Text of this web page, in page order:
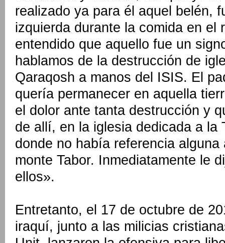
realizado ya para él aquel belén,
izquierda durante la comida en el
entendido que aquello fue un
hablamos de la destrucción de
Qaraqosh a manos del ISIS. El
quería permanecer en aquella
el dolor ante tanta destrucción y
de allí, en la iglesia dedicada a la
donde no había referencia
monte Tabor. Inmediatamente le
ellos».
Entretanto, el 17 de octubre de
iraquí, junto a las milicias